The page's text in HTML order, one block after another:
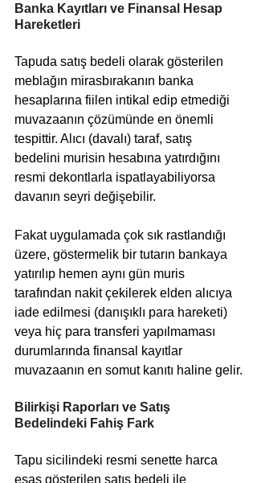
Banka Kayıtları ve Finansal Hesap
Hareketleri
Tapuda satış bedeli olarak gösterilen
meblağın mirasbırakanın banka
hesaplarına fiilen intikal edip etmediği
muvazaanın çözümünde en önemli
tespittir. Alıcı (davalı) taraf, satış
bedelini murisin hesabına yatırdığını
resmi dekontlarla ispatlayabiliyorsa
davanın seyri değişebilir.
Fakat uygulamada çok sık rastlandığı
üzere, göstermelik bir tutarın bankaya
yatırılıp hemen aynı gün muris
tarafından nakit çekilerek elden alıcıya
iade edilmesi (danışıklı para hareketi)
veya hiç para transferi yapılmaması
durumlarında finansal kayıtlar
muvazaanın en somut kanıtı haline gelir.
Bilirkişi Raporları ve Satış
Bedelindeki Fahiş Fark
Tapu sicilindeki resmi senette harca
esas gösterilen satış bedeli ile